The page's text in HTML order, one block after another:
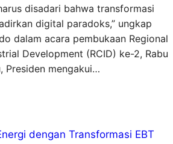
disadari bahwa transformasi
digital paradoks,” ungkap
dalam acara pembukaan Regional
Development (RCID) ke-2, Rabu
Presiden mengakui…